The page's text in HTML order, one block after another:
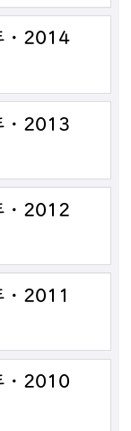
・2014
・2013
・2012
2011
・2010